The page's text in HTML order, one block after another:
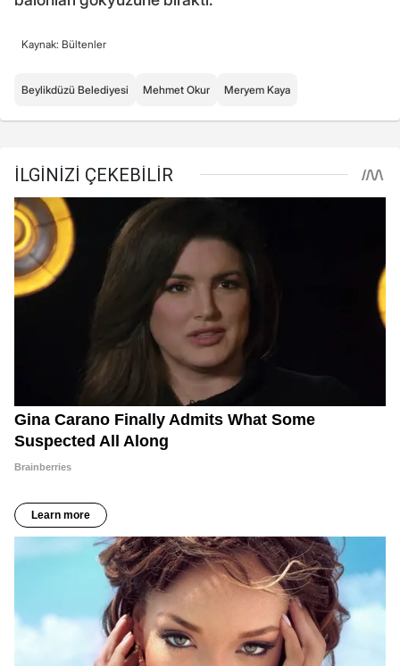
Kaynak: Bültenler
Beylikdüzü Belediyesi Mehmet Okur Meryem Kaya